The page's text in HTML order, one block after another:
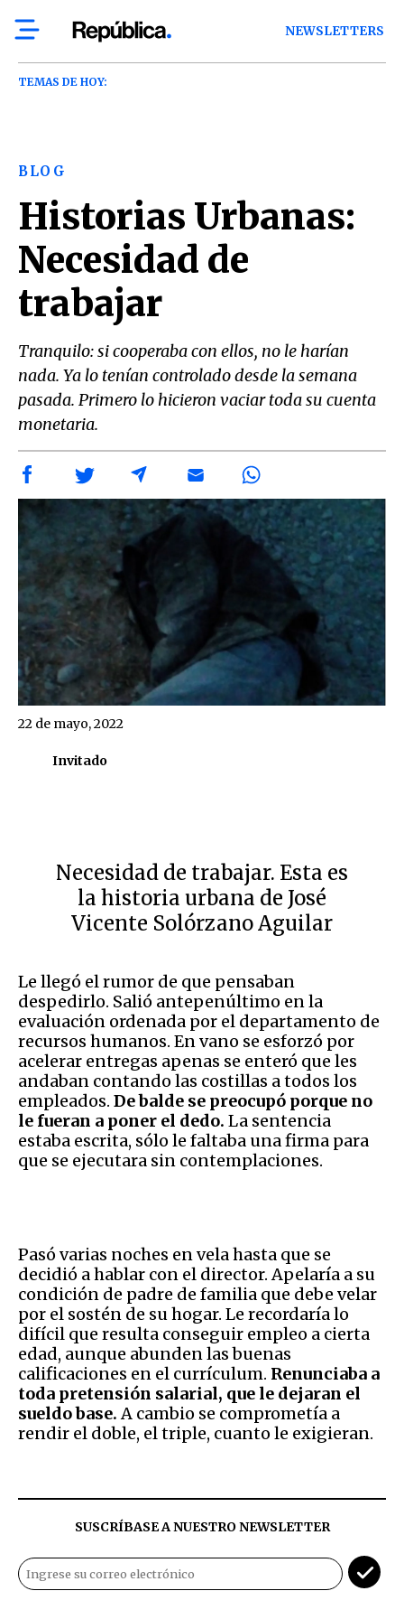
NEWSLETTERS
TEMAS DE HOY:
BLOG
Historias Urbanas:
Necesidad de
trabajar
Tranquilo: si cooperaba con ellos, no le harían
nada. Ya lo tenían controlado desde la semana
pasada. Primero lo hicieron vaciar toda su cuenta
monetaria.
Invitado
22 de mayo, 2022
Necesidad de trabajar. Esta es
la historia urbana de José
Vicente Solórzano Aguilar
Le llegó el rumor de que pensaban
despedirlo. Salió antepenúltimo en la
evaluación ordenada por el departamento de
recursos humanos. En vano se esforzó por
acelerar entregas apenas se enteró que les
andaban contando las costillas a todos los
empleados. De balde se preocupó porque no
le fueran a poner el dedo. La sentencia
estaba escrita, sólo le faltaba una firma para
que se ejecutara sin contemplaciones.
Pasó varias noches en vela hasta que se
decidió a hablar con el director. Apelaría a su
condición de padre de familia que debe velar
por el sostén de su hogar. Le recordaría lo
difícil que resulta conseguir empleo a cierta
edad, aunque abunden las buenas
calificaciones en el currículum. Renunciaba a
toda pretensión salarial, que le dejaran el
sueldo base.A cambio se comprometía a
rendir el doble, el triple, cuanto le exigieran.
SUSCRÍBASE A NUESTRO NEWSLETTER